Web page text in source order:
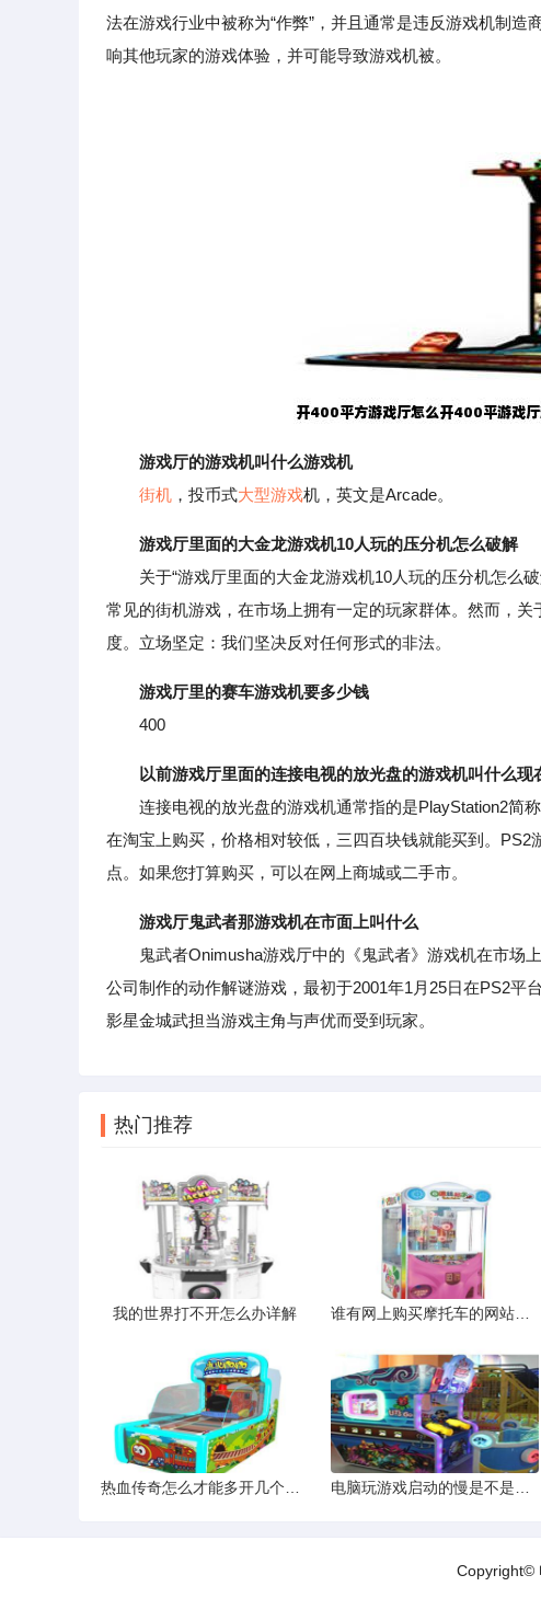
法在游戏行业中被称为“作弊”，并且通常是违反游戏机制
响其他玩家的游戏体验，并可能导致游戏机被。
游戏厅的游戏机叫什么游戏机
街机 ，投币式大型游戏机，英文是Arcade。
游戏厅里面的大金龙游戏机10人玩的压分机怎么破解
关于“游戏厅里面的大金龙游戏机10人玩的压分机怎么破
常见的街机游戏，在市场上拥有一定的玩家群体。然而，
度。立场坚定：我们坚决反对任何形式的非法。
游戏厅里的赛车游戏机要多少钱
400
以前游戏厅里面的连接电视的放光盘的游戏机叫什么现
连接电视的放光盘的游戏机通常指的是PlayStation2简
在淘宝上购买，价格相对较低，三四百块钱就能买到。
点。如果您打算购买，可以在网上商城或二手市。
游戏厅鬼武者那游戏机在市面上叫什么
鬼武者Onimusha游戏厅中的《鬼武者》游戏机在市场
公司制作的动作解谜游戏，最初于2001年1月25日在PS2
影星金城武担当游戏主角与声优而受到玩家。
热门推荐
我的世界打不开怎么办详解
Copyright©